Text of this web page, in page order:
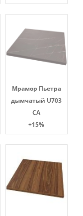
Мрамор Пьетра
дымчатый U703
CA
+15%